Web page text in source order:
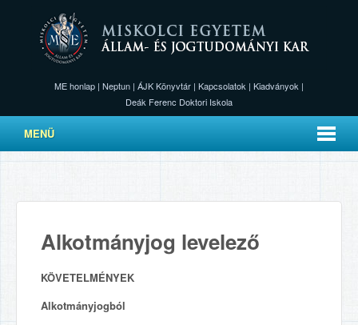
ME honlap | Neptun | ÁJK Könyvtár | Kapcsolatok | Kiadványok |
Deák Ferenc Doktori Iskola
MENÜ
Alkotmányjog levelező
KÖVETELMÉNYEK
Alkotmányjogból